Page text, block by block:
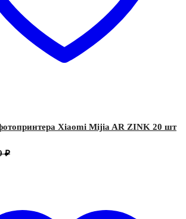
Xiaomi Mijia AR ZINK 20 шт
₽